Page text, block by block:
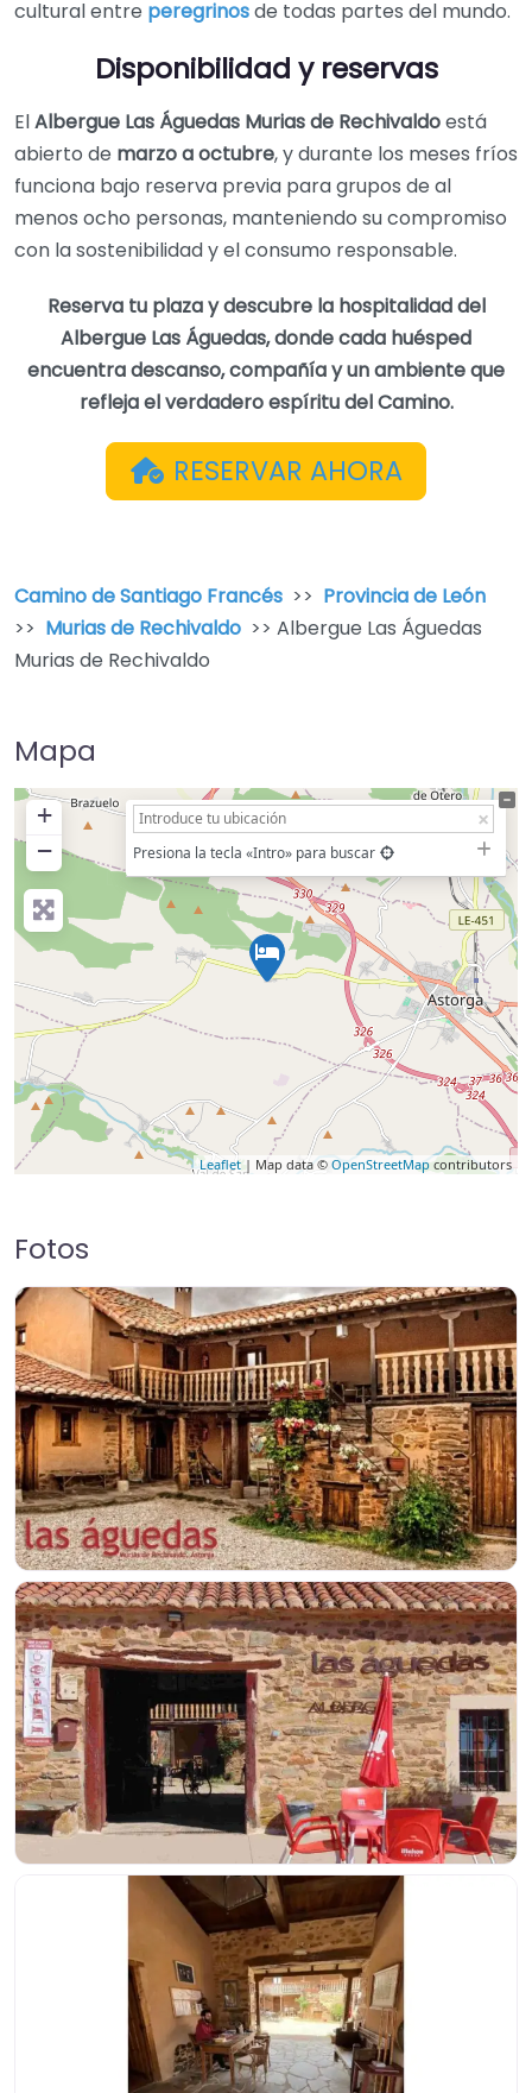
cultural entre peregrinosde todas partes del mundo.
Disponibilidad y reservas
ElAlbergue Las Águedas Murias de Rechivaldoestá
abierto de marzo a octubre, y durante los meses fríos
funciona bajo reserva previa para grupos de al
menos ocho personas, manteniendo su compromiso
con la sostenibilidad y el consumo responsable.
Reserva tu plaza y descubre la hospitalidad del
Albergue Las Águedas, donde cada huésped
encuentra descanso, compañía y un ambiente que
refleja el verdadero espíritu del Camino.
RESERVAR AHORA
Camino de Santiago Francés >> Provincia de León
>> Murias de Rechivaldo >> Albergue Las Águedas
Murias de Rechivaldo
Mapa
+
−
Presiona la tecla «Intro» para buscar
Leaflet | Map data © OpenStreetMap contributors
Fotos